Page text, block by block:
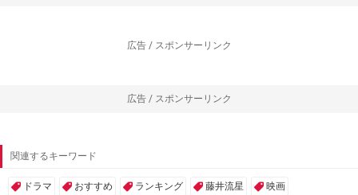
広告 / スポンサーリンク
広告 / スポンサーリンク
関連するキーワード
ドラマ おすすめ ランキング 藤井流星 映画